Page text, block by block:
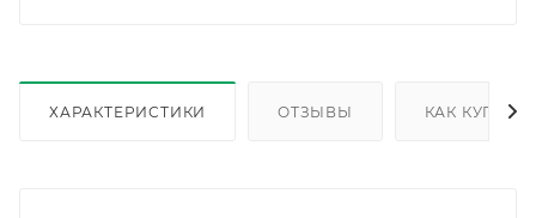
ХАРАКТЕРИСТИКИ ОТЗЫВЫ КАК КУПИТЬ